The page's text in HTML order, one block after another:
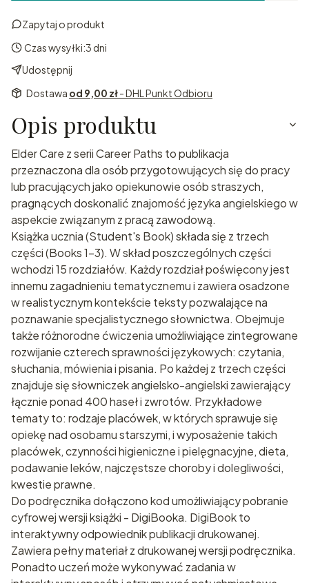
Zapytaj o produkt
Czas wysyłki:3 dni
Udostępnij
Dostawa od 9,00 zł- DHL Punkt Odbioru
Opis produktu
Elder Care z serii Career Paths to publikacja
przeznaczona dla osób przygotowujących się do pracy
lub pracujących jako opiekunowie osób straszych,
pragnących doskonalić znajomość języka angielskiego w
aspekcie związanym z pracą zawodową.
Książka ucznia (Student's Book) składa się z trzech
części (Books 1-3). W skład poszczególnych części
wchodzi 15 rozdziałów. Każdy rozdział poświęcony jest
innemu zagadnieniu tematycznemu i zawiera osadzone
w realistycznym kontekście teksty pozwalające na
poznawanie specjalistycznego słownictwa. Obejmuje
także różnorodne ćwiczenia umożliwiające zintegrowane
rozwijanie czterech sprawności językowych: czytania,
słuchania, mówienia i pisania. Po każdej z trzech części
znajduje się słowniczek angielsko-angielski zawierający
łącznie ponad 400 haseł i zwrotów. Przykładowe
tematy to: rodzaje placówek, w których sprawuje się
opiekę nad osobamu starszymi, i wyposażenie takich
placówek, czynności higieniczne i pielęgnacyjne, dieta,
podawanie leków, najczęstsze choroby i dolegliwości,
kwestie prawne.
Do podręcznika dołączono kod umożliwiający pobranie
cyfrowej wersji książki - DigiBooka. DigiBook to
interaktywny odpowiednik publikacji drukowanej.
Zawiera pełny materiał z drukowanej wersji podręcznika.
Ponadto uczeń może wykonywać zadania w